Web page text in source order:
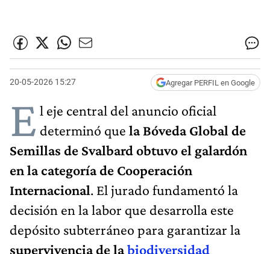
20-05-2026 15:27 Agregar PERFIL en Google
E l eje central del anuncio oficial
determinó que la Bóveda Global de
Semillas de Svalbard obtuvo el galardón
en la categoría de Cooperación
Internacional. El jurado fundamentó la
decisión en la labor que desarrolla este
depósito subterráneo para garantizar la
supervivencia de labiodiversidad